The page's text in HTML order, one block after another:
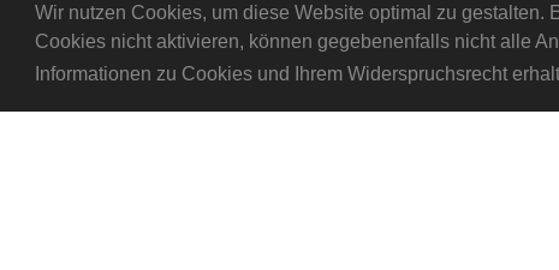
Wir nutzen Cookies, um diese Website optimal zu
Cookies nicht aktivieren, können gegebenenfalls nicht alle
Informationen zu Cookies und Ihrem Widerspruchsrecht